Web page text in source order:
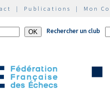
| Publications | Mon
Rechercher un club